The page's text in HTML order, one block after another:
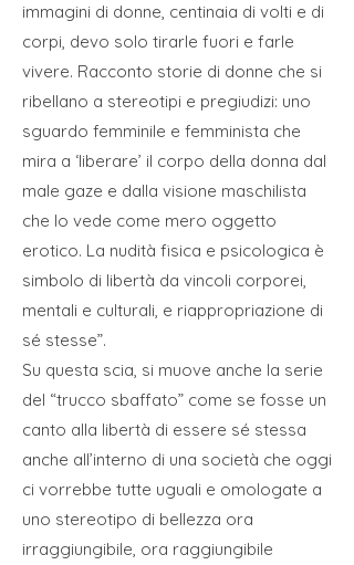
immagini di donne, centinaia di volti e di
corpi, devo solo tirarle fuori e farle
vivere. Racconto storie di donne che si
ribellano a stereotipi e pregiudizi: uno
sguardo femminile e femminista che
mira a ‘liberare’ il corpo della donna dal
male gaze e dalla visione maschilista
che lo vede come mero oggetto
erotico. La nudità fisica e psicologica è
simbolo di libertà da vincoli corporei,
mentali e culturali, e riappropriazione di
sé stesse”.
Su questa scia, si muove anche la serie
del “trucco sbaffato” come se fosse un
canto alla libertà di essere sé stessa
anche all’interno di una società che oggi
ci vorrebbe tutte uguali e omologate a
uno stereotipo di bellezza ora
irraggiungibile, ora raggiungibile